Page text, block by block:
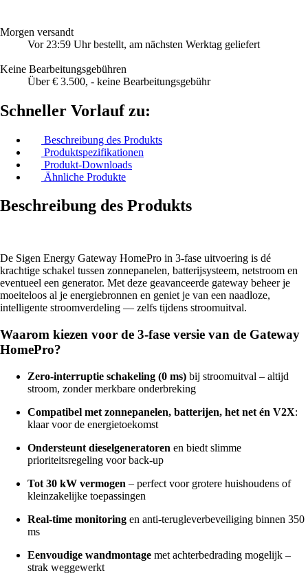
Morgen versandt
Vor 23:59 Uhr bestellt, am nächsten Werktag geliefert
Keine Bearbeitungsgebühren
Über € 3.500, - keine Bearbeitungsgebühr
Schneller Vorlauf zu:
Beschreibung des Produkts
Produktspezifikationen
Produkt-Downloads
Ähnliche Produkte
Beschreibung des Produkts
De Sigen Energy Gateway HomePro in 3-fase uitvoering is dé
krachtige schakel tussen zonnepanelen, batterijsysteem, netstroom en
eventueel een generator. Met deze geavanceerde gateway beheer je
moeiteloos al je energiebronnen en geniet je van een naadloze,
intelligente stroomverdeling — zelfs tijdens stroomuitval.
Waarom kiezen voor de 3-fase versie van de Gateway
HomePro?
Zero-interruptie schakeling (0 ms) bij stroomuitval – altijd
stroom, zonder merkbare onderbreking
Compatibel met zonnepanelen, batterijen, het net én V2X:
klaar voor de energietoekomst
Ondersteunt dieselgeneratoren en biedt slimme
prioriteitsregeling voor back-up
Tot 30 kW vermogen – perfect voor grotere huishoudens of
kleinzakelijke toepassingen
Real-time monitoring en anti-terugleverbeveiliging binnen 350
ms
Eenvoudige wandmontage met achterbedrading mogelijk –
strak weggewerkt